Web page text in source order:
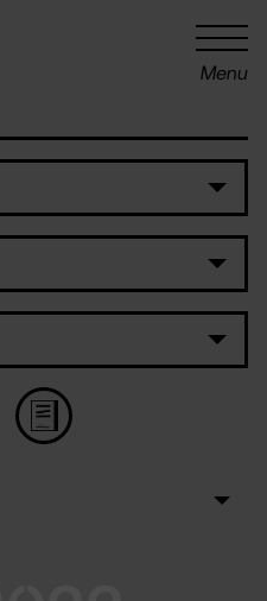
Menu